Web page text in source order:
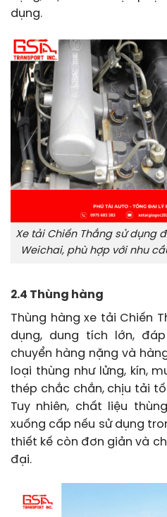
dụng.
Xe tải Chiến Thắng sử dụng
Weichai, phù hợp với nhu
2.4 Thùng hàng
Thùng hàng xe tải Chiến
dụng, dung tích lớn,
chuyển hàng nặng và
loại thùng như lửng, kín,
thép chắc chắn, chịu tải
Tuy nhiên, chất liệu
xuống cấp nếu sử dụng
thiết kế còn đơn giản và
đại.